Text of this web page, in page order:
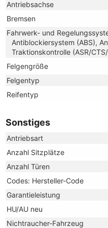
Antriebsachse
Bremsen
Fahrwerk- und
Antiblockiersystem (ABS),
Traktionskontrolle (ASR/
Felgengröße
Felgentyp
Reifentyp
Sonstiges
Antriebsart
Anzahl Sitzplätze
Anzahl Türen
Codes: Hersteller-Code
Garantieleistung
HU/AU neu
Nichtraucher-Fahrzeug